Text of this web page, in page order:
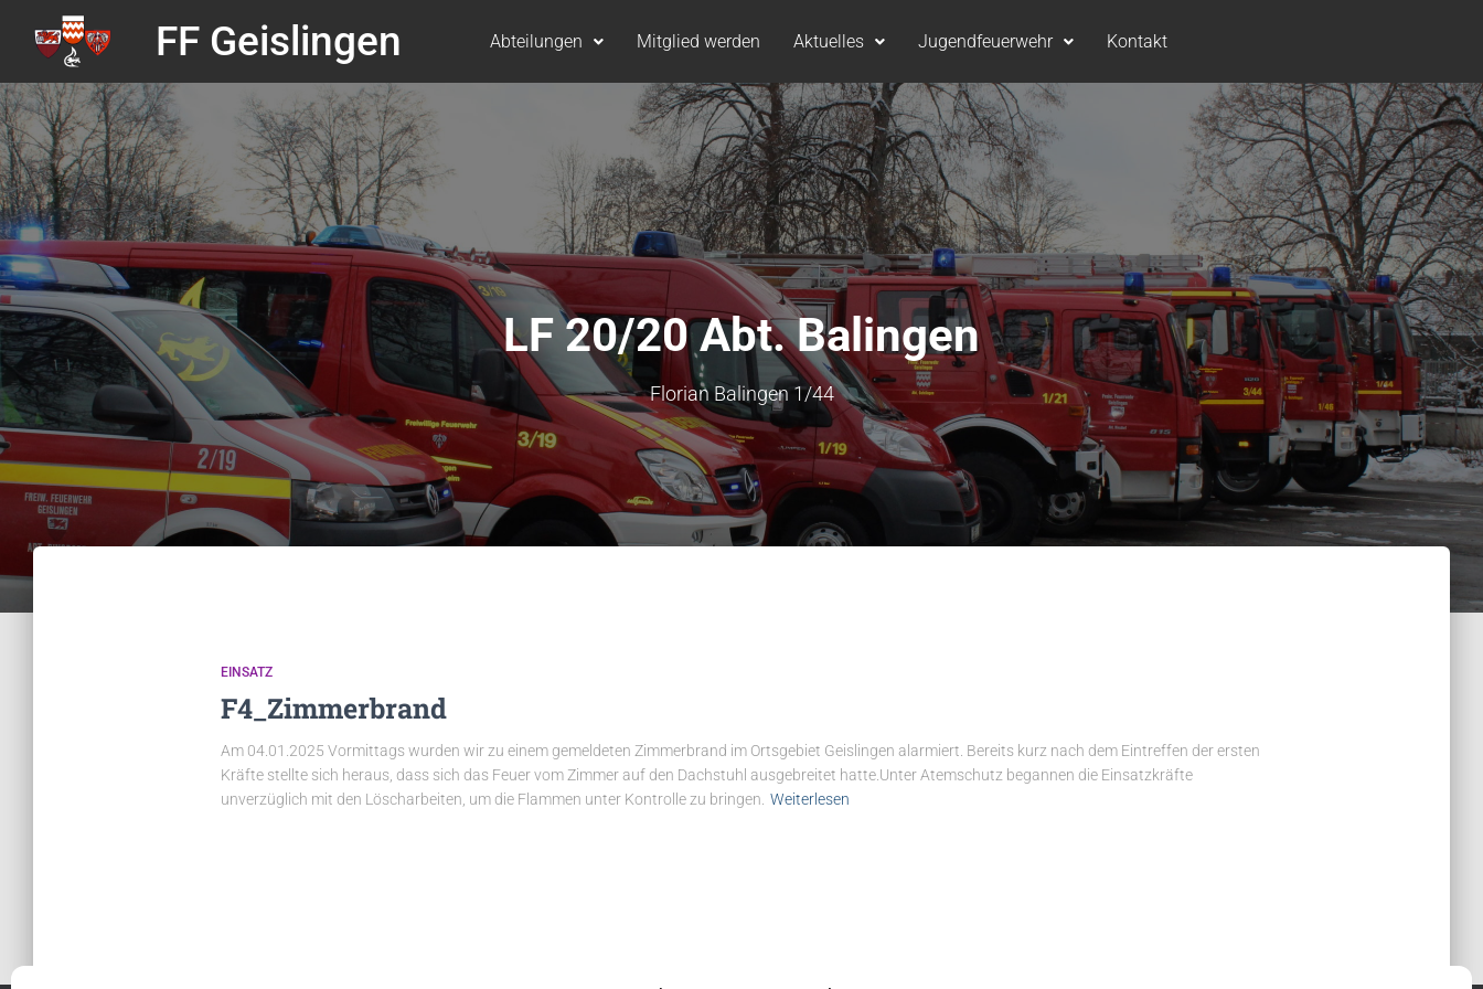
FF Geislingen Abteilungen Mitglied werden Aktuelles Jugendfeuerwehr Kontakt
LF 20/20 Abt. Balingen
Florian Balingen 1/44
EINSATZ
F4_Zimmerbrand
Am 04.01.2025 Vormittags wurden wir zu einem gemeldeten Zimmerbrand im Ortsgebiet Geislingen alarmiert. Bereits kurz nach dem Eintreffen der ersten
Kräfte stellte sich heraus, dass sich das Feuer vom Zimmer auf den Dachstuhl ausgebreitet hatte.Unter Atemschutz begannen die Einsatzkräfte
unverzüglich mit den Löscharbeiten, um die Flammen unter Kontrolle zu bringen. Weiterlesen